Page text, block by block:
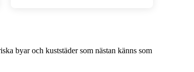
byar och kuststäder som nästan känns som